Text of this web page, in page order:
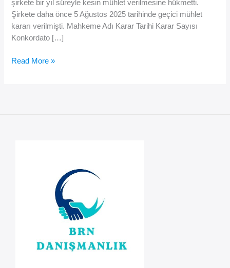
şirkete bir yıl süreyle kesin mühlet verilmesine hükmetti.
Şirkete daha önce 5 Ağustos 2025 tarihinde geçici mühlet
kararı verilmişti. Mahkeme Adı Karar Tarihi Karar Sayısı
Konkordato […]
👗
Read More »